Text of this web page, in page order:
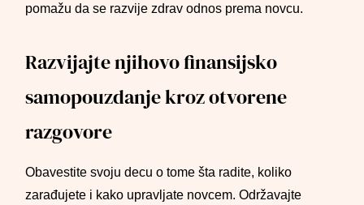
pomažu da se razvije zdrav odnos prema novcu.
Razvijajte njihovo finansijsko
samopouzdanje kroz otvorene
razgovore
Obavestite svoju decu o tome šta radite, koliko
zarađujete i kako upravljate novcem. Održavajte